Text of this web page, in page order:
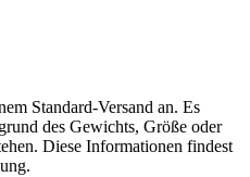
Standard-Versand an. Es
des Gewichts, Größe oder
Diese Informationen findest